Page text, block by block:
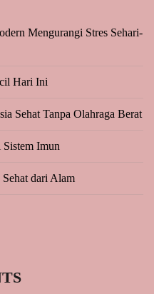
Mengurangi Stres Sehari-
Hari Ini
Sehat Tanpa Olahraga Berat
Imun
dari Alam